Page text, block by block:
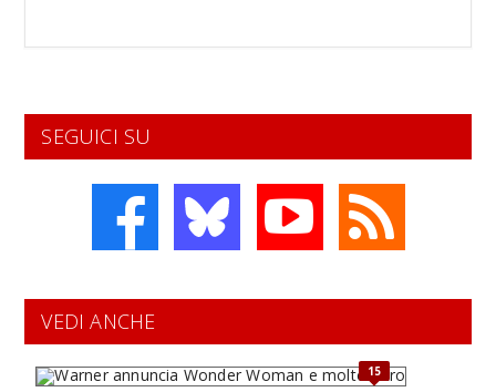
SEGUICI SU
VEDI ANCHE
15